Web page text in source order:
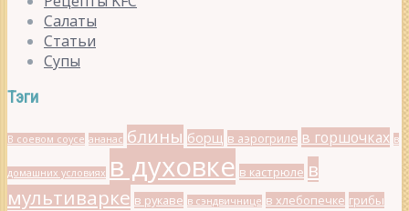
Салаты
Статьи
Супы
Тэги
В соевом соусе ананас блины борщ в аэрогриле в горшочках в
домашних условиях в духовке в кастрюле в
мультиварке в рукаве в сэндвичнице в хлебопечке грибы